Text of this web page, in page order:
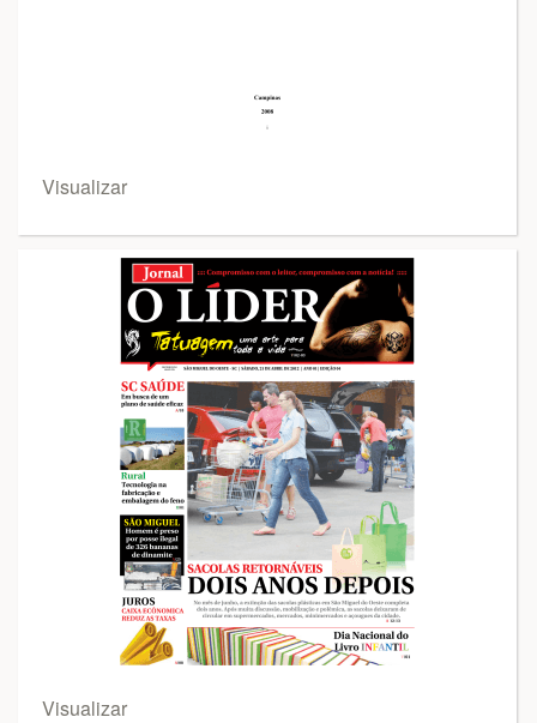
Visualizar
Visualizar